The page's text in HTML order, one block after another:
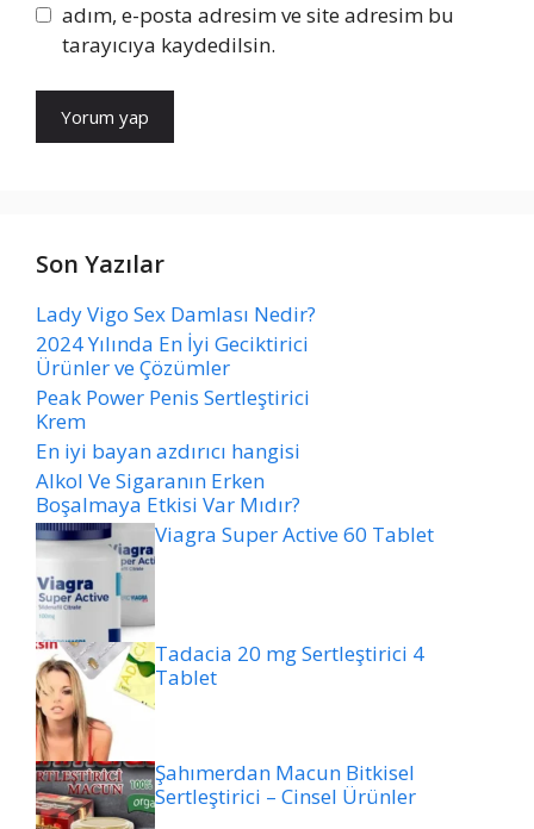
adım, e-posta adresim ve site adresim bu
tarayıcıya kaydedilsin.
Son Yazılar
Lady Vigo Sex Damlası Nedir?
2024 Yılında En İyi Geciktirici
Ürünler ve Çözümler
Peak Power Penis Sertleştirici
Krem
En iyi bayan azdırıcı hangisi
Alkol Ve Sigaranın Erken
Boşalmaya Etkisi Var Mıdır?
Viagra Super Active 60 Tablet
Tadacia 20 mg Sertleştirici 4
Tablet
Şahımerdan Macun Bitkisel
Sertleştirici – Cinsel Ürünler